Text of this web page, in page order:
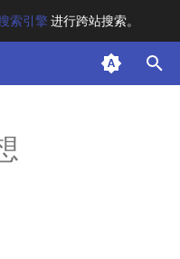
索引擎进行跨站搜索。